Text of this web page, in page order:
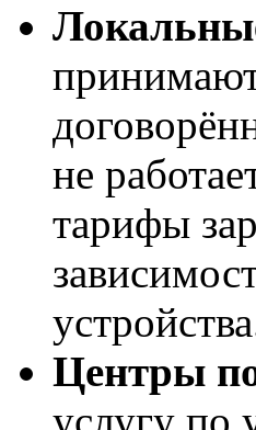
не
тарифы
Центры
услугу по